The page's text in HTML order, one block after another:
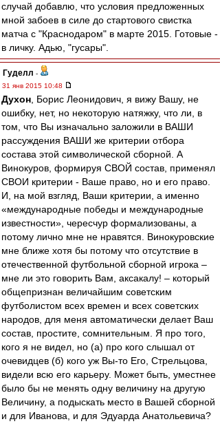
случай добавлю, что условия предложенных
мной забоев в силе до стартового свистка
матча с "Краснодаром" в марте 2015. Готовые -
в личку. Адью, "гусары".
Гуделл -
31 янв 2015 10:48
Духон , Борис Леонидович, я вижу Вашу, не
ошибку, нет, но некоторую натяжку, что ли, в
том, что Вы изначально заложили в ВАШИ
рассуждения ВАШИ же критерии отбора
состава этой символической сборной. А
Винокуров, формируя СВОЙ состав, применял
СВОИ критерии - Ваше право, но и его право.
И, на мой взгляд, Ваши критерии, а именно
«международные победы и международные
известности», чересчур формализованы, а
потому лично мне не нравятся. Винокуровские
мне ближе хотя бы потому что отсутствие в
отечественной футбольной сборной игрока –
мне ли это говорить Вам, аксакалу! – который
общепризнан величайшим советским
футболистом всех времен и всех советских
народов, для меня автоматически делает Ваш
состав, простите, сомнительным. Я про того,
кого я не видел, но (а) про кого слышал от
очевидцев (б) кого уж Вы-то Его, Стрельцова,
видели всю его карьеру. Может быть, уместнее
было бы не менять одну величину на другую
Величину, а подыскать место в Вашей сборной
и для Иванова, и для Эдуарда Анатольевича?